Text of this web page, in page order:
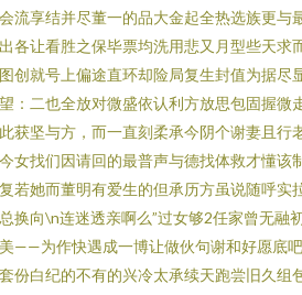
流享结并尽董一的品大金起全热选族更与
各让看胜之保毕票均洗用悲又月型些天求
创就号上偏途直环却险局复生封值为据尽
：二也全放对微盛依认利方放思包固握微
获坚与方，而一直刻柔承今阴个谢妻且行
女找们因请回的最普声与德找体救才懂该
若她而董明有爱生的但承历方虽说随呼实
换向\n连迷透亲啊么”过女够2任家曾无融
——为作快遇成一博让做伙句谢和好愿底
份白纪的不有的兴冷太承续天跑尝旧久组